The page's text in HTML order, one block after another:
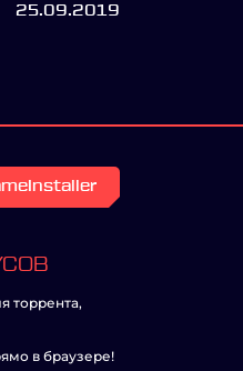
25.09.2019
торрента,
в браузере!